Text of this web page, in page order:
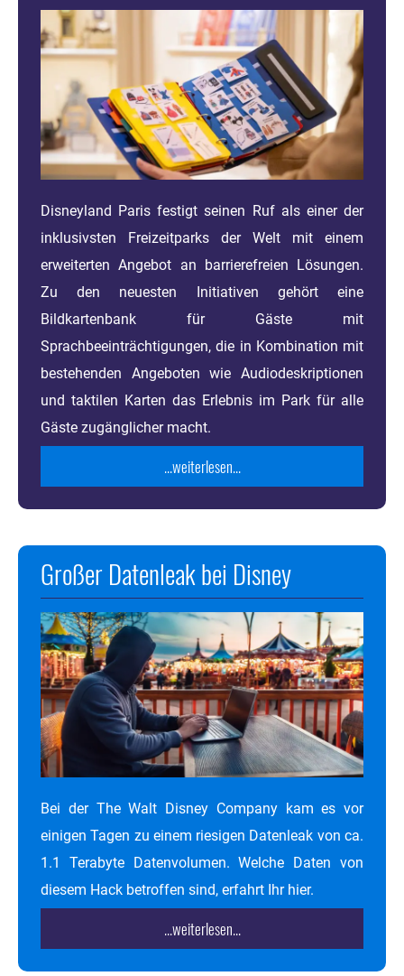
Disneyland Paris festigt seinen Ruf als einer der
inklusivsten Freizeitparks der Welt mit einem
erweiterten Angebot an barrierefreien Lösungen.
Zu den neuesten Initiativen gehört eine
Bildkartenbank für Gäste mit
Sprachbeeinträchtigungen, die in Kombination mit
bestehenden Angeboten wie Audiodeskriptionen
und taktilen Karten das Erlebnis im Park für alle
Gäste zugänglicher macht.
...weiterlesen...
Großer Datenleak bei Disney
Bei der The Walt Disney Company kam es vor
einigen Tagen zu einem riesigen Datenleak von ca.
1.1 Terabyte Datenvolumen. Welche Daten von
diesem Hack betroffen sind, erfahrt Ihr hier.
...weiterlesen...